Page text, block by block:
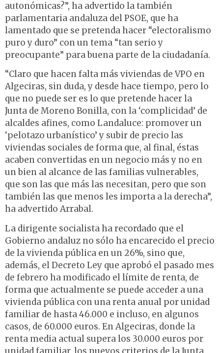
autonómicas?”, ha advertido la también
parlamentaria andaluza del PSOE, que ha
lamentado que se pretenda hacer “electoralismo
puro y duro” con un tema “tan serio y
preocupante” para buena parte de la ciudadanía.
“Claro que hacen falta más viviendas de VPO en
Algeciras, sin duda, y desde hace tiempo, pero lo
que no puede ser es lo que pretende hacer la
Junta de Moreno Bonilla, con la ‘complicidad’ de
alcaldes afines, como Landaluce: promover un
‘pelotazo urbanístico’ y subir de precio las
viviendas sociales de forma que, al final, éstas
acaben convertidas en un negocio más y no en
un bien al alcance de las familias vulnerables,
que son las que más las necesitan, pero que son
también las que menos les importa a la derecha”,
ha advertido Arrabal.
La dirigente socialista ha recordado que el
Gobierno andaluz no sólo ha encarecido el precio
de la vivienda pública en un 26%, sino que,
además, el Decreto Ley que aprobó el pasado mes
de febrero ha modificado el límite de renta, de
forma que actualmente se puede acceder a una
vivienda pública con una renta anual por unidad
familiar de hasta 46.000 e incluso, en algunos
casos, de 60.000 euros. En Algeciras, donde la
renta media actual supera los 30.000 euros por